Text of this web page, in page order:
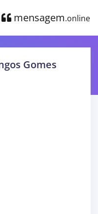
mensagem.online
Gomes